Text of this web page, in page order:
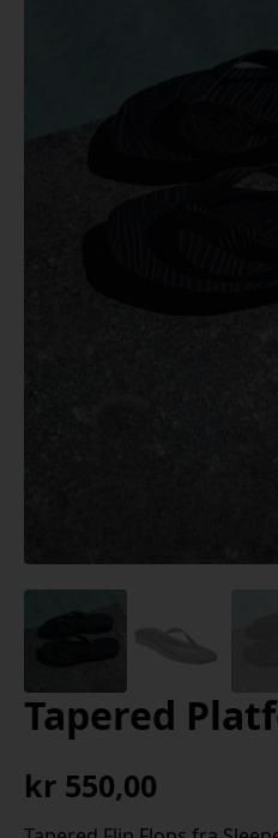
Tapered
kr 550,00